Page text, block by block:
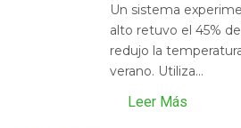
Un sistema
alto retuvo el 45%
redujo la
verano. Utiliza...
Leer Más